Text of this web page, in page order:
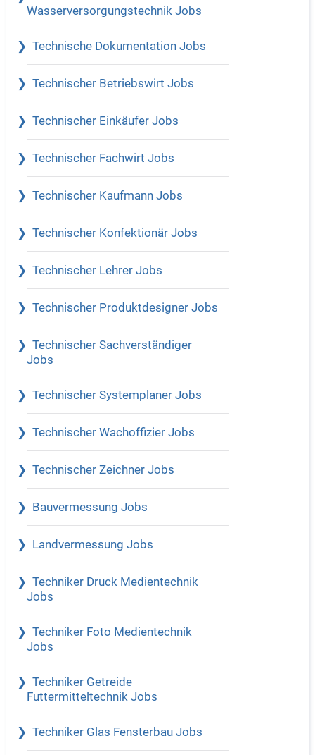
Wasserversorgungstechnik Jobs
Technische Dokumentation Jobs
Technischer Betriebswirt Jobs
Technischer Einkäufer Jobs
Technischer Fachwirt Jobs
Technischer Kaufmann Jobs
Technischer Konfektionär Jobs
Technischer Lehrer Jobs
Technischer Produktdesigner Jobs
Technischer Sachverständiger
Jobs
Technischer Systemplaner Jobs
Technischer Wachoffizier Jobs
Technischer Zeichner Jobs
Bauvermessung Jobs
Landvermessung Jobs
Techniker Druck Medientechnik
Jobs
Techniker Foto Medientechnik
Jobs
Techniker Getreide
Futtermitteltechnik Jobs
Techniker Glas Fensterbau Jobs